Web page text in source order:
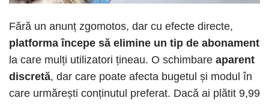
Fără un anunț zgomotos, dar cu efecte directe,
platforma începe să elimine un tip de abonament
la care mulți utilizatori țineau. O schimbare aparent
discretă, dar care poate afecta bugetul și modul în
care urmărești conținutul preferat. Dacă ai plătit 9,99